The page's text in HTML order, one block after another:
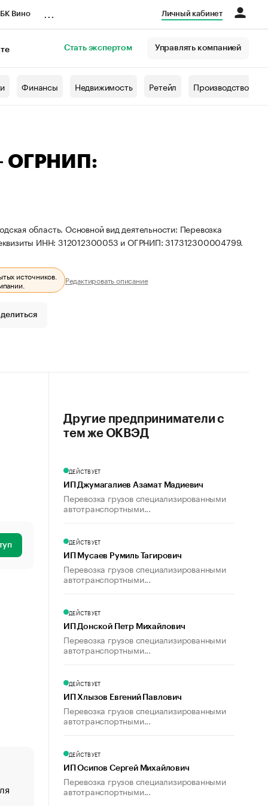
Вино Личный кабинет
Стать экспертом Управлять компанией
Финансы Недвижимость Ретейл Производство
ОГРНИП:
область. Основной вид деятельности: Перевозка
ИНН: 312012300053 и ОГРНИП: 317312300004799.
источников.
Редактировать описание
«От спорта тело стареет иначе». Как живет глава
создавшей GTA
Другие предприниматели с
тем же ОКВЭД
ДЕЙСТВУЕТ
ИП Джумагалиев Азамат Мадиевич
Перевозка грузов специализированными
автотранспортными...
ДЕЙСТВУЕТ
ИП Мусаев Румиль Тагирович
Перевозка грузов специализированными
автотранспортными...
ДЕЙСТВУЕТ
ИП Донской Петр Михайлович
Перевозка грузов специализированными
автотранспортными...
ДЕЙСТВУЕТ
ИП Хлызов Евгений Павлович
Перевозка грузов специализированными
автотранспортными...
ДЕЙСТВУЕТ
ИП Осипов Сергей Михайлович
Перевозка грузов специализированными
автотранспортными...